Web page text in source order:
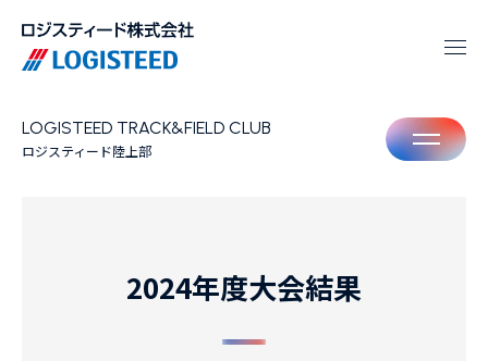
LOGISTEED TRACK&FIELD CLUB
ロジスティード陸上部
2024年度大会結果